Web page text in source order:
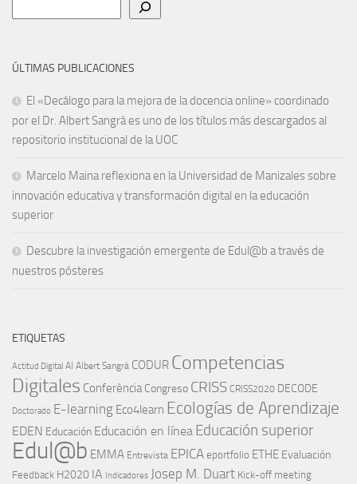
ÚLTIMAS PUBLICACIONES
El «Decálogo para la mejora de la docencia online» coordinado
por el Dr. Albert Sangrà es uno de los títulos más descargados al
repositorio institucional de la UOC
Marcelo Maina reflexiona en la Universidad de Manizales sobre
innovación educativa y transformación digital en la educación
superior
Descubre la investigación emergente de Edul@b a través de
nuestros pósteres
ETIQUETAS
Actitud Digital AI Albert Sangrà CODUR Competencias
Digitales Conferència Congreso CRISS CRISS2020 DECODE
Doctorado E-learning Eco4learn Ecologías de Aprendizaje
EDEN Educación Educación en línea Educación superior
Edul@b EMMA Entrevista EPICA eportfolio ETHE Evaluación
Feedback H2020 IA Indicadores Josep M. Duart Kick-off meeting